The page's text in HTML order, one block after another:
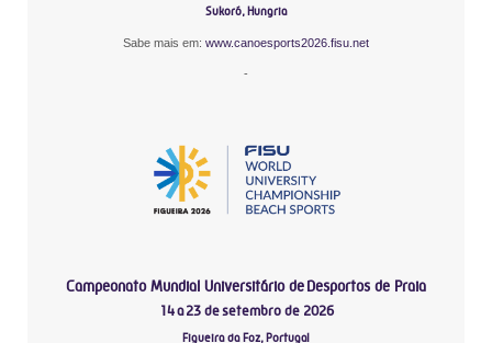
Sukoró, Hungria
Sabe mais em: www.canoesports2026.fisu.net
-
Campeonato Mundial Universitário de Desportos de Praia
14 a 23 de setembro de 2026
Figueira da Foz, Portugal